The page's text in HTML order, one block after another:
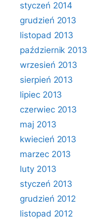
styczeń 2014
grudzień 2013
listopad 2013
październik 2013
wrzesień 2013
sierpień 2013
lipiec 2013
czerwiec 2013
maj 2013
kwiecień 2013
marzec 2013
luty 2013
styczeń 2013
grudzień 2012
listopad 2012